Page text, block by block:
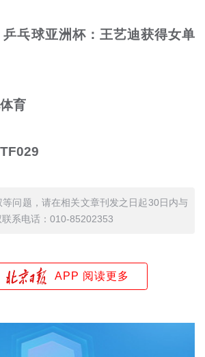
乒乓球亚洲杯：王艺迪获得女单
育
问题，请在相关文章刊发之日起30日内与
系电话：010-85202353
APP 阅读更多